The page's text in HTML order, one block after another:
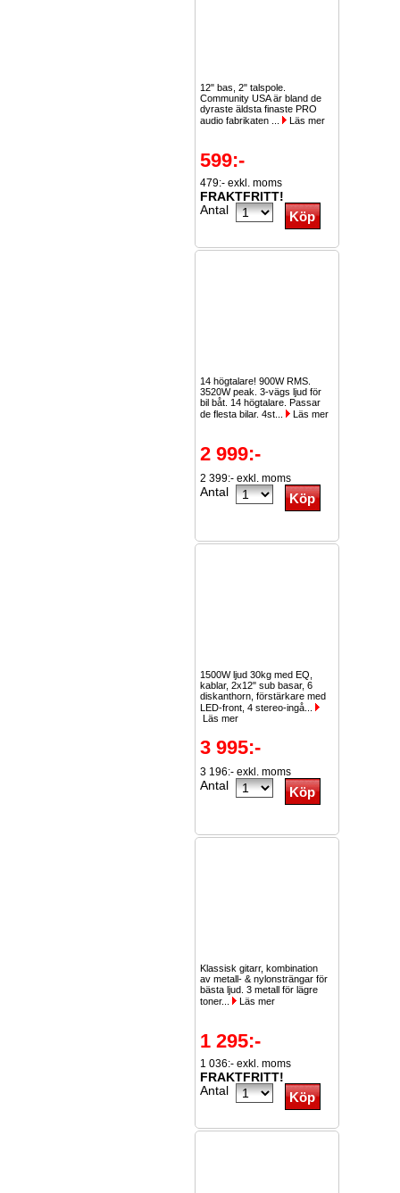
12" bas, 2" talspole.
Community USA är bland de
dyraste äldsta finaste PRO
audio fabrikaten ...
Läs mer
599:-
479:- exkl. moms
FRAKTFRITT!
Antal
14 högtalare! 900W RMS.
3520W peak. 3-vägs ljud för
bil båt. 14 högtalare. Passar
de flesta bilar. 4st...
Läs mer
2 999:-
2 399:- exkl. moms
Antal
1500W ljud 30kg med EQ,
kablar, 2x12" sub basar, 6
diskanthorn, förstärkare med
LED-front, 4 stereo-ingå...
Läs mer
3 995:-
3 196:- exkl. moms
Antal
Klassisk gitarr, kombination
av metall- & nylonsträngar för
bästa ljud. 3 metall för lägre
toner...
Läs mer
1 295:-
1 036:- exkl. moms
FRAKTFRITT!
Antal